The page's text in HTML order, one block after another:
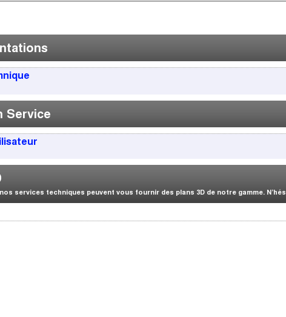
Service
services techniques peuvent vous fournir des plans 3D de notre gamme.